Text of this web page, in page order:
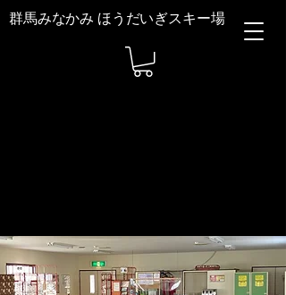
群馬みなかみ ほうだいぎスキー場